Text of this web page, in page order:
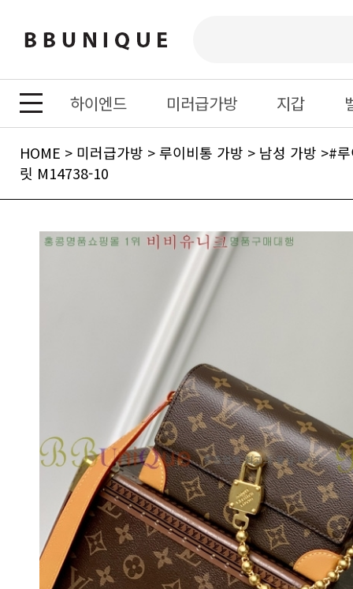
하이엔드 미러급가방 지갑
HOME > 미러급가방 >루이비통 가방 > 남성 가방 >
릿 M14738-10